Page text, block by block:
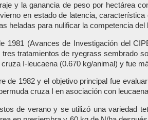
y la ganancia de peso por hectárea
en estado de latencia,
para nulificar la competencia
(Avances de Investigación del
tratamientos de ryegrass sembrado
I-leucaena (0.670 kg/animal) y fue
de 1982 y el objetivo principal fue
cruza I en asociación con
de verano y se utilizó una variedad